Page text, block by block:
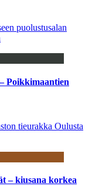
puolustusalan
Poikkimaantien
tieurakka Oulusta
– kiusana korkea